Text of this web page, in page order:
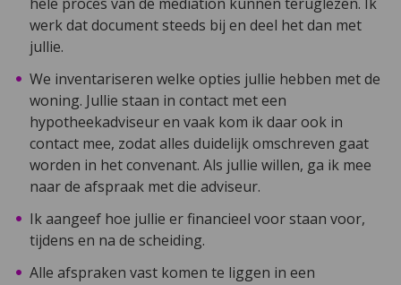
werk dat document steeds bij en deel het dan met
jullie.
We inventariseren welke opties jullie hebben met de
woning. Jullie staan in contact met een
hypotheekadviseur en vaak kom ik daar ook in
contact mee, zodat alles duidelijk omschreven gaat
worden in het convenant. Als jullie willen, ga ik mee
naar de afspraak met die adviseur.
Ik aangeef hoe jullie er financieel voor staan voor,
tijdens en na de scheiding.
Alle afspraken vast komen te liggen in een